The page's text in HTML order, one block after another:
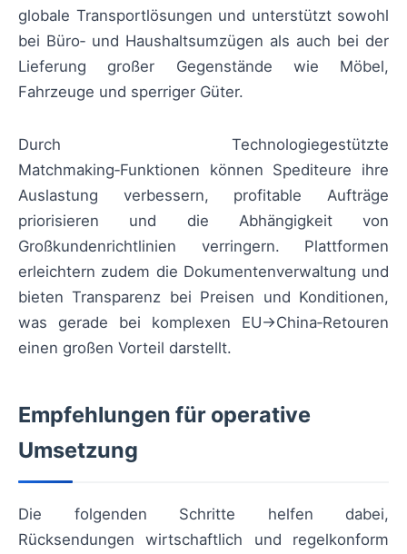
globale Transportlösungen und unterstützt sowohl
bei Büro‑ und Haushaltsumzügen als auch bei der
Lieferung großer Gegenstände wie Möbel,
Fahrzeuge und sperriger Güter.
Durch Technologiegestützte
Matchmaking‑Funktionen können Spediteure ihre
Auslastung verbessern, profitable Aufträge
priorisieren und die Abhängigkeit von
Großkundenrichtlinien verringern. Plattformen
erleichtern zudem die Dokumentenverwaltung und
bieten Transparenz bei Preisen und Konditionen,
was gerade bei komplexen EU→China‑Retouren
einen großen Vorteil darstellt.
Empfehlungen für operative
Umsetzung
Die folgenden Schritte helfen dabei,
Rücksendungen wirtschaftlich und regelkonform